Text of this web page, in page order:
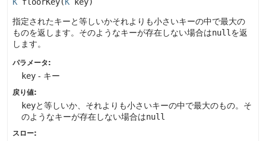
指定されたキーと等しいかそれよりも小さいキーの中で最大の
ものを返します。そのようなキーが存在しない場合はnull を返
します。
パラメータ:
key - キー
戻り値:
keyと等しいか、それよりも小さいキーの中で最大のもの。そ
のようなキーが存在しない場合はnull
スロー: